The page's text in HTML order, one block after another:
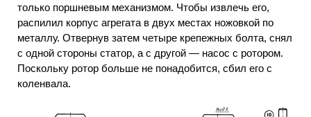
только поршневым механизмом. Чтобы извлечь его,
распилил корпус агрегата в двух местах ножовкой по
металлу. Отвернув затем четыре крепежных болта, снял
с одной стороны статор, а с другой — насос с ротором.
Поскольку ротор больше не понадобится, сбил его с
коленвала.